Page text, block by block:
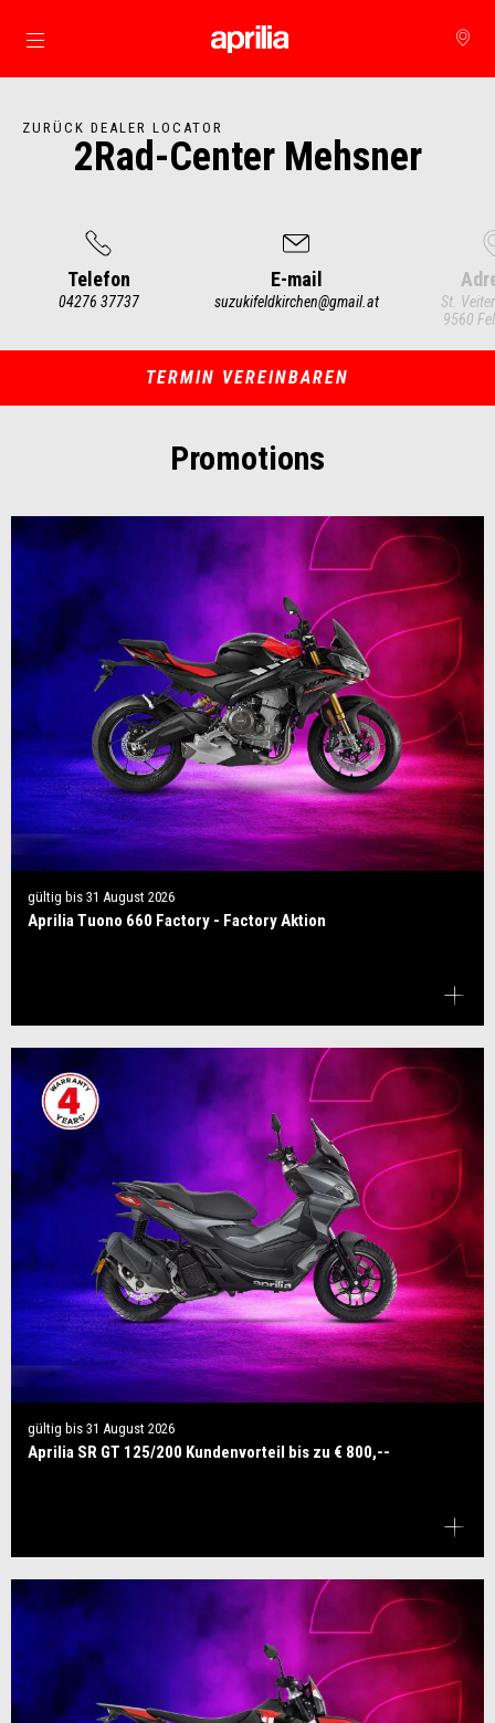
zurück zum Hauptinhalt
ZURÜCK DEALER LOCATOR
2Rad-Center Mehsner
Telefon
04276 37737
E-mail
suzukifeldkirchen@gmail.at
St.
9560
of
TERMIN VEREINBAREN
Promotions
gültig bis 31 August 2026
Aprilia Tuono 660 Factory - Factory Aktion
gültig bis 31 August 2026
Aprilia SR GT 125/200 Kundenvorteil bis zu € 800,--